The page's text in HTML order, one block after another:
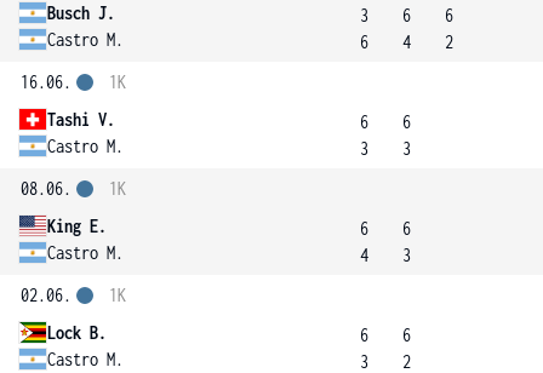
Busch J.
Castro M.
3
6
6
4
6
2
16.06.
Tashi V.
Castro M.
1K
6
3
6
3
08.06.
King E.
Castro M.
1K
6
4
6
3
02.06.
Lock B.
Castro M.
1K
6
3
6
2